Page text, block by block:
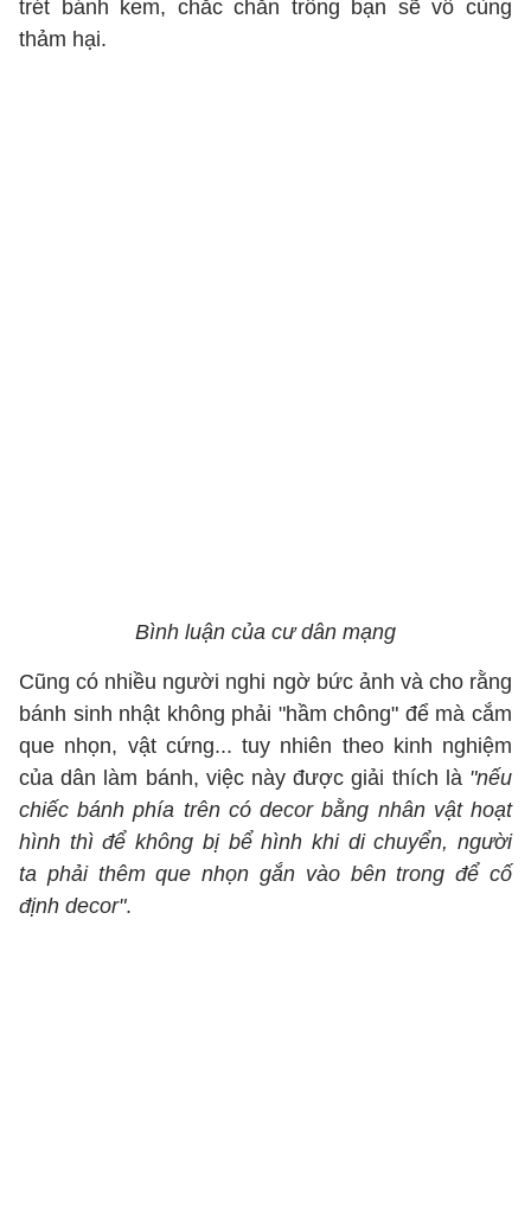
trét bánh kem, chắc chắn trông bạn sẽ vô cùng
thảm hại.
Bình luận của cư dân mạng
Cũng có nhiều người nghi ngờ bức ảnh và cho rằng
bánh sinh nhật không phải "hầm chông" để mà cắm
que nhọn, vật cứng... tuy nhiên theo kinh nghiệm
của dân làm bánh, việc này được giải thích là "nếu
chiếc bánh phía trên có decor bằng nhân vật hoạt
hình thì để không bị bể hình khi di chuyển, người
ta phải thêm que nhọn gắn vào bên trong để cố
định decor".